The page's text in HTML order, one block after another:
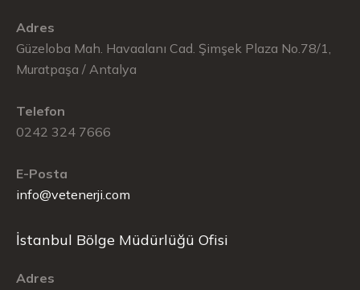
Adres
Güzeloba Mah. Havaalanı Cad. Şimşek Plaza No.78/1,
Muratpaşa / Antalya
Telefon
0242 324 7666
E-Posta
info@vetenerji.com
İstanbul Bölge Müdürlüğü Ofisi
Adres